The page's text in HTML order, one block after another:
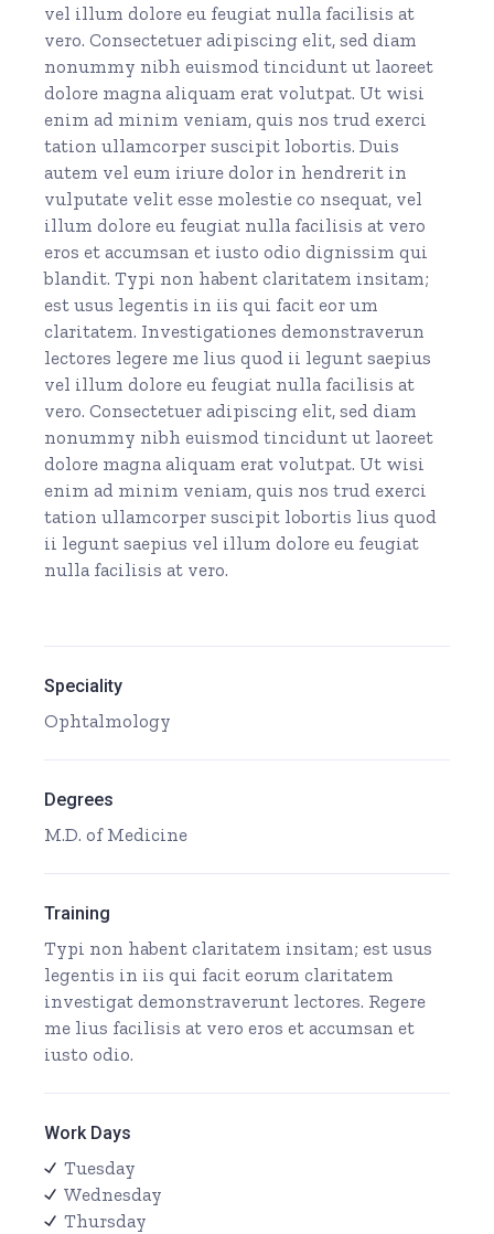
vel illum dolore eu feugiat nulla facilisis at
vero. Consectetuer adipiscing elit, sed diam
nonummy nibh euismod tincidunt ut laoreet
dolore magna aliquam erat volutpat. Ut wisi
enim ad minim veniam, quis nos trud exerci
tation ullamcorper suscipit lobortis. Duis
autem vel eum iriure dolor in hendrerit in
vulputate velit esse molestie co nsequat, vel
illum dolore eu feugiat nulla facilisis at vero
eros et accumsan et iusto odio dignissim qui
blandit. Typi non habent claritatem insitam;
est usus legentis in iis qui facit eor um
claritatem. Investigationes demonstraverun
lectores legere me lius quod ii legunt saepius
vel illum dolore eu feugiat nulla facilisis at
vero. Consectetuer adipiscing elit, sed diam
nonummy nibh euismod tincidunt ut laoreet
dolore magna aliquam erat volutpat. Ut wisi
enim ad minim veniam, quis nos trud exerci
tation ullamcorper suscipit lobortis lius quod
ii legunt saepius vel illum dolore eu feugiat
nulla facilisis at vero.
Speciality
Ophtalmology
Degrees
M.D. of Medicine
Training
Typi non habent claritatem insitam; est usus
legentis in iis qui facit eorum claritatem
investigat demonstraverunt lectores. Regere
me lius facilisis at vero eros et accumsan et
iusto odio.
Work Days
Tuesday
Wednesday
Thursday